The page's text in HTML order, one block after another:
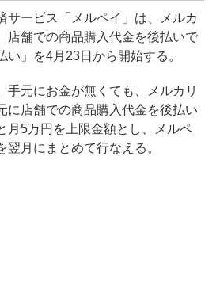
サービス「メルペイ」は、メルカ
店舗での商品購入代金を後払いで
い」を4月23日から開始する。
手元にお金が無くても、メルカリ
に店舗での商品購入代金を後払い
月5万円を上限金額とし、メルペ
翌月にまとめて行なえる。